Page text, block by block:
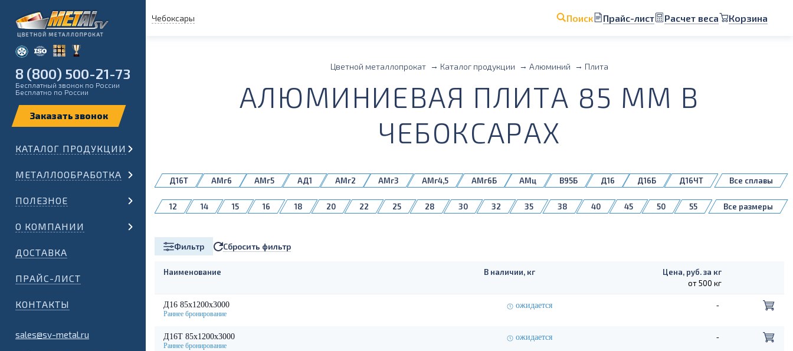
Чебоксары Поиск Прайс-лист Расчет веса Корзина
8 (800) 500-21-73
Бесплатный звонок по России
Бесплатно по России
КАТАЛОГ ПРОДУКЦИИ
МЕТАЛЛООБРАБОТКА
ПОЛЕЗНОЕ
О КОМПАНИИ
ДОСТАВКА
ПРАЙС-ЛИСТ
КОНТАКТЫ
sales@sv-metal.ru
Цветной металлопрокат Каталог продукции Алюминий Плита
АЛЮМИНИЕВАЯ ПЛИТА 85 ММ В
ЧЕБОКСАРАХ
Д16Т АМг6 АМг5 АД1 АМг2 АМг3 АМг4,5 АМг6Б АМц В95Б Д16 Д16Б
Д16ЧТ
Все сплавы
12 14 15 16 18 20 22 25 28 30 32 35 38 40 45 50
55
Все размеры
Фильтр Сбросить фильтр
Наименование В наличии, кг
Цена, руб. за кг
от 500 кг
Д16 85х1200х3000 ожидается -
Д16Т 85х1200х3000 ожидается -